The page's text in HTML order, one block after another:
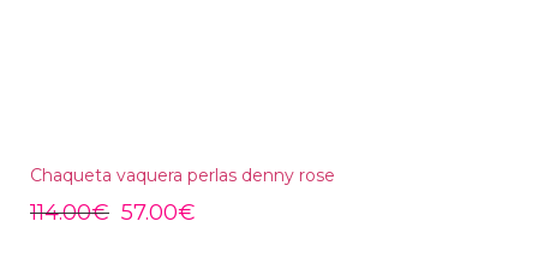
Chaqueta vaquera perlas denny rose
114.00€ 57.00€